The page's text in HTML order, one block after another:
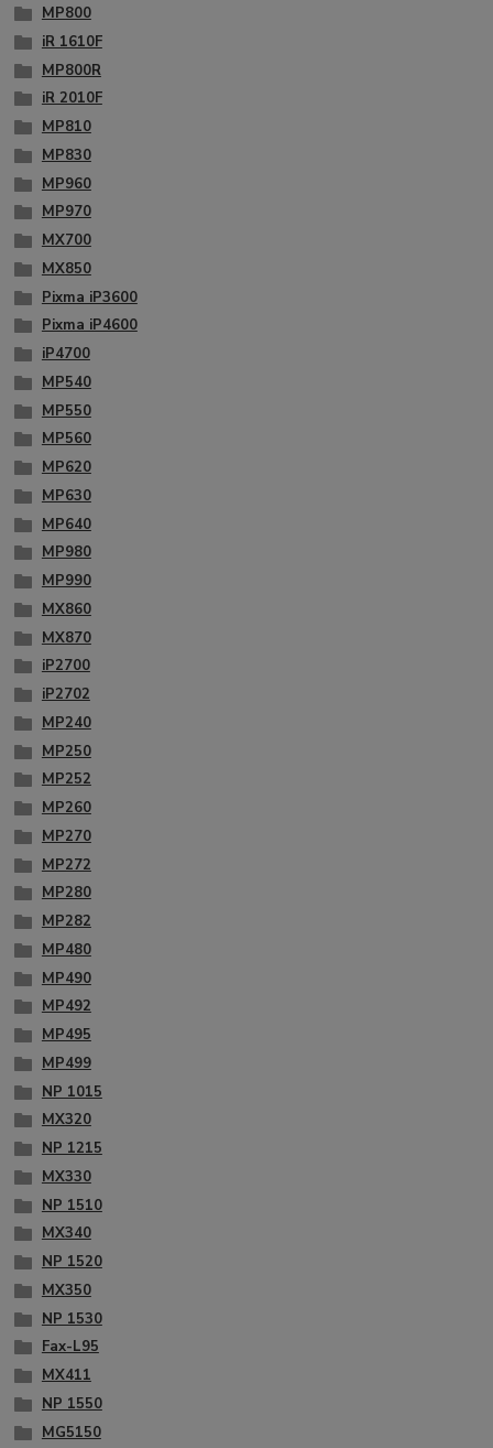
MP800
iR 1610F
MP800R
iR 2010F
MP810
MP830
MP960
MP970
MX700
MX850
Pixma iP3600
Pixma iP4600
iP4700
MP540
MP550
MP560
MP620
MP630
MP640
MP980
MP990
MX860
MX870
iP2700
iP2702
MP240
MP250
MP252
MP260
MP270
MP272
MP280
MP282
MP480
MP490
MP492
MP495
MP499
NP 1015
MX320
NP 1215
MX330
NP 1510
MX340
NP 1520
MX350
NP 1530
Fax-L95
MX411
NP 1550
MG5150